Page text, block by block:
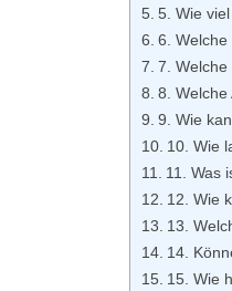
5. Wie
6.
7.
8. Welche
9. Wie
10. Wie
11. Was
12. Wie
13.
14.
15. Wie